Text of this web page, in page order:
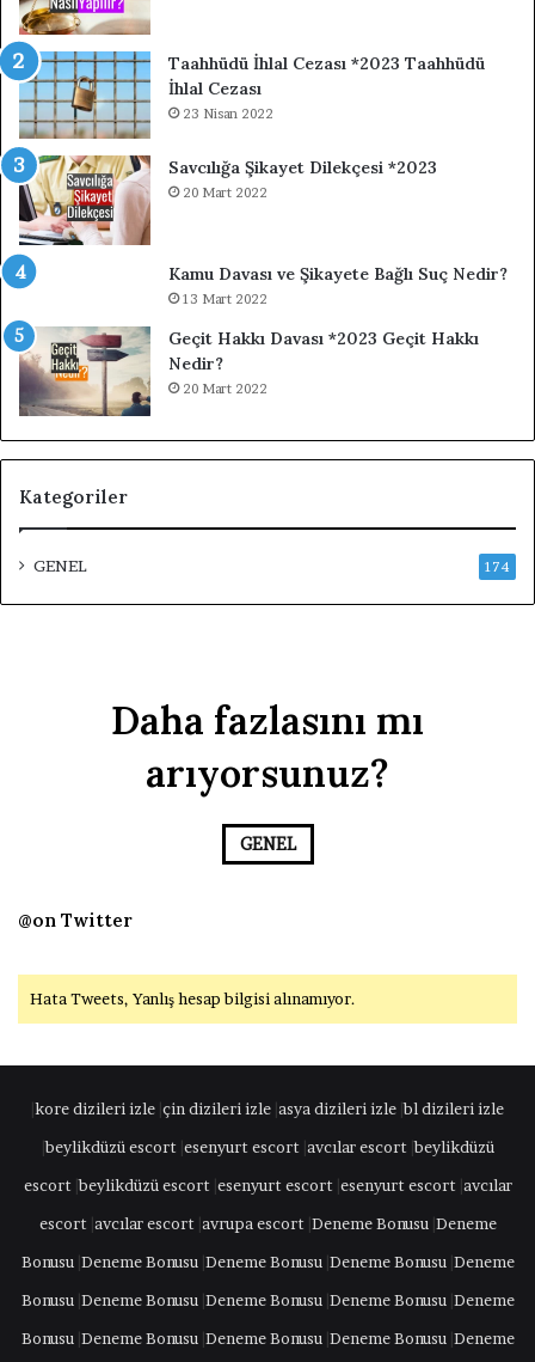
Taahhüdü İhlal Cezası *2023 Taahhüdü
İhlal Cezası
23 Nisan 2022
Savcılığa Şikayet Dilekçesi *2023
20 Mart 2022
Kamu Davası ve Şikayete Bağlı Suç Nedir?
13 Mart 2022
Geçit Hakkı Davası *2023 Geçit Hakkı
Nedir?
20 Mart 2022
Kategoriler
GENEL 174
Daha fazlasını mı
arıyorsunuz?
GENEL
@on Twitter
Hata Tweets, Yanlış hesap bilgisi alınamıyor.
kore dizileri izle çin dizileri izle asya dizileri izle |bl dizileri izle
|beylikdüzü escort esenyurt escort avcılar escort |beylikdüzü
escort |beylikdüzü escort esenyurt escort esenyurt escort avcılar
escort avcılar escort avrupa escort Deneme Bonusu| Deneme
Bonusu| Deneme Bonusu| Deneme Bonusu| Deneme Bonusu| Deneme
Bonusu| Deneme Bonusu| Deneme Bonusu| Deneme Bonusu| Deneme
Bonusu| Deneme Bonusu| Deneme Bonusu| Deneme Bonusu| Deneme